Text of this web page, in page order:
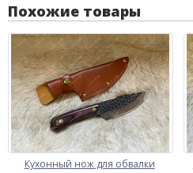
Похожие товары
Кухонный нож для обвалки